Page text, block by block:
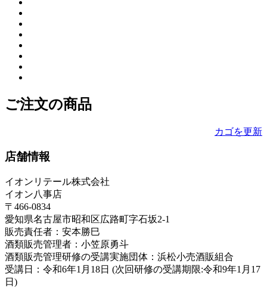
ご注文の商品
カゴを更新
店舗情報
イオンリテール株式会社
イオン八事店
〒466-0834
愛知県名古屋市昭和区広路町字石坂2-1
販売責任者：安本勝巳
酒類販売管理者：小笠原勇斗
酒類販売管理研修の受講実施団体：浜松小売酒販組合
受講日：令和6年1月18日 (次回研修の受講期限:令和9年1月17
日)